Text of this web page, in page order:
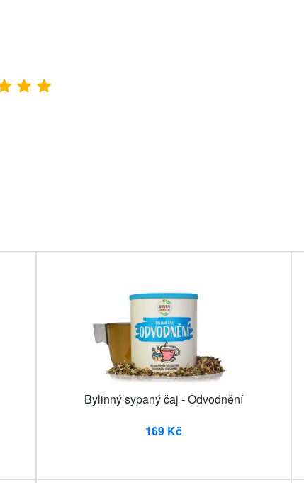
Bylinný sypaný čaj - Odvodnění
169 Kč